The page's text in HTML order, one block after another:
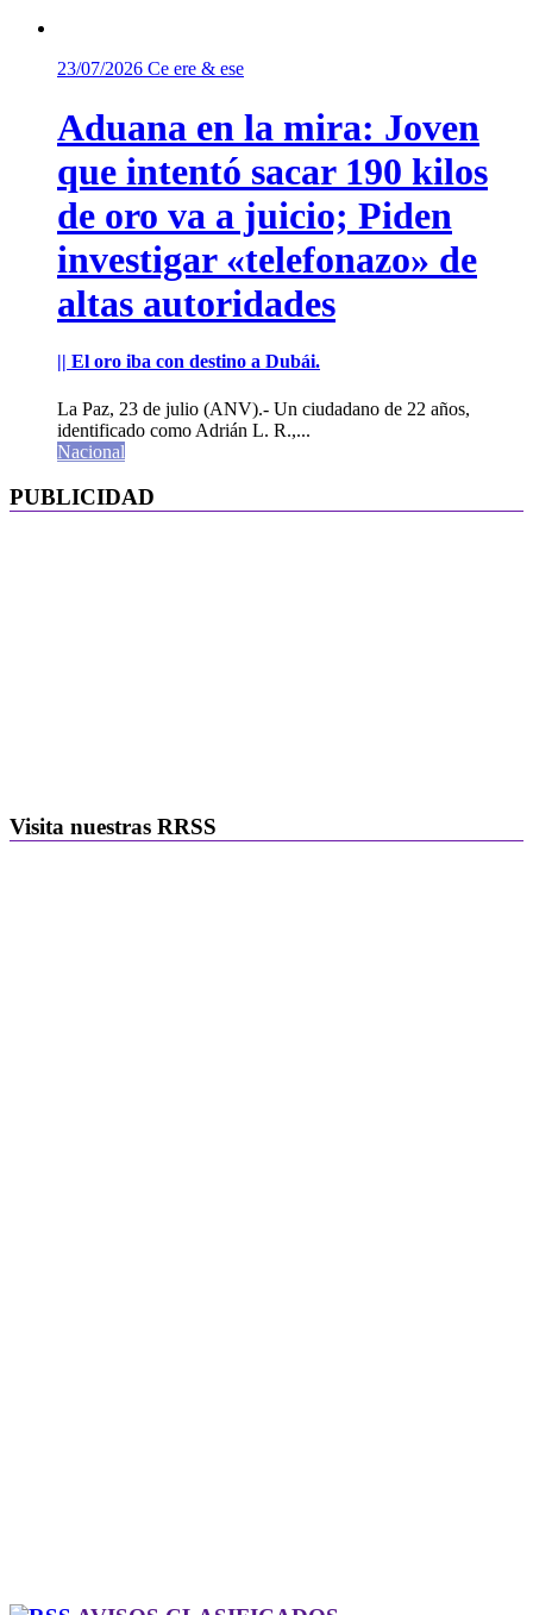
23/07/2026 Ce ere & ese
Aduana en la mira: Joven
que intentó sacar 190 kilos
de oro va a juicio; Piden
investigar «telefonazo» de
altas autoridades
|| El oro iba con destino a Dubái.
La Paz, 23 de julio (ANV).- Un ciudadano de 22 años,
identificado como Adrián L. R.,...
Nacional
PUBLICIDAD
Visita nuestras RRSS